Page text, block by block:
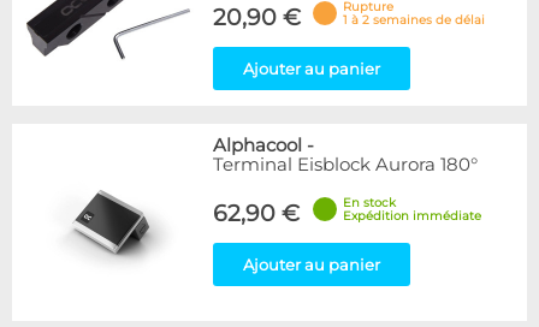
20,90 €
Rupture
1 à 2 semaines de délai
Ajouter au panier
Alphacool -
Terminal Eisblock Aurora 180°
62,90 €
En stock
Expédition immédiate
Ajouter au panier